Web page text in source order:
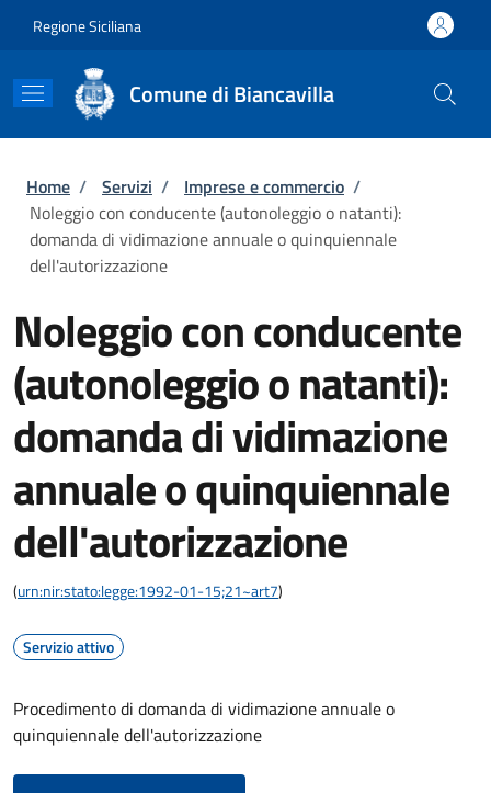
Regione Siciliana
Comune di Biancavilla
Briciole di pane
Home / Servizi / Imprese e commercio /
Noleggio con conducente (autonoleggio o natanti):
domanda di vidimazione annuale o quinquiennale
dell'autorizzazione
Noleggio con conducente
(autonoleggio o natanti):
domanda di vidimazione
annuale o quinquiennale
dell'autorizzazione
(urn:nir:stato:legge:1992-01-15;21~art7)
Servizio attivo
Procedimento di domanda di vidimazione annuale o
quinquiennale dell'autorizzazione